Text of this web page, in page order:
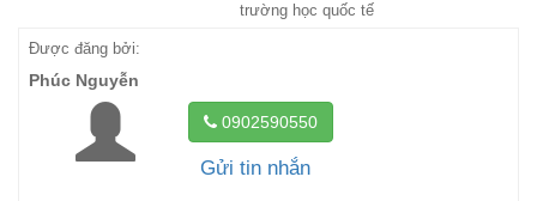
trường học quốc tế
Được đăng bởi:
Phúc Nguyễn
0902590550
Gửi tin nhắn